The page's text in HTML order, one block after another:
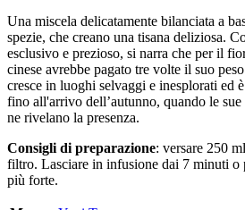
Una miscela delicatamente bilanciata a
spezie, che creano una tisana deliziosa.
esclusivo e prezioso, si narra che per il
cinese avrebbe pagato tre volte il suo
cresce in luoghi selvaggi e inesplorati ed
fino all'arrivo dell’autunno, quando le
ne rivelano la presenza.
Consigli di preparazione: versare 250
filtro. Lasciare in infusione dai 7 minuti o
più forte.